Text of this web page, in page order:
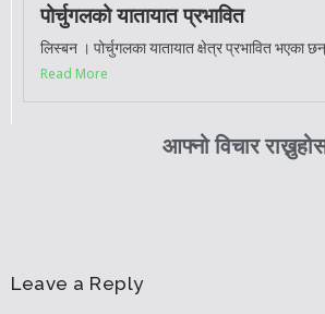
पोर्चुगलको यातायात प्रभावित
लिस्बन । पोर्चुगलका यातायात क्षेत्र प्रभावित भएका छन्
Read More
आफ्नो विचार
Leave a Reply